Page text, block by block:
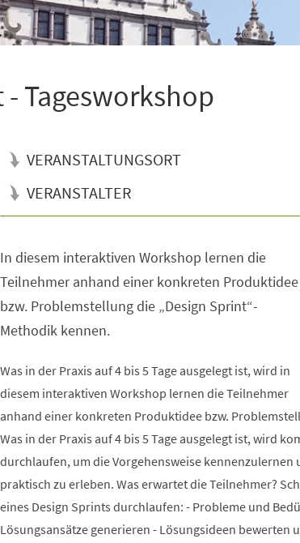
Tagesworkshop
VERANSTALTUNGSORT
VERANSTALTER
In diesem interaktiven Workshop lernen die
Teilnehmer anhand einer konkreten Produktidee
bzw. Problemstellung die „Design Sprint“-
Methodik kennen.
Was in der Praxis auf 4 bis 5 Tage ausgelegt ist, wird in
diesem interaktiven Workshop lernen die Teilnehmer
anhand einer konkreten Produktidee bzw.
Was in der Praxis auf 4 bis 5 Tage ausgelegt ist, wird
durchlaufen, um die Vorgehensweise
praktisch zu erleben. Was erwartet die Teilnehmer?
eines Design Sprints durchlaufen: - Probleme und
Lösungsansätze generieren - Lösungsideen bewerten